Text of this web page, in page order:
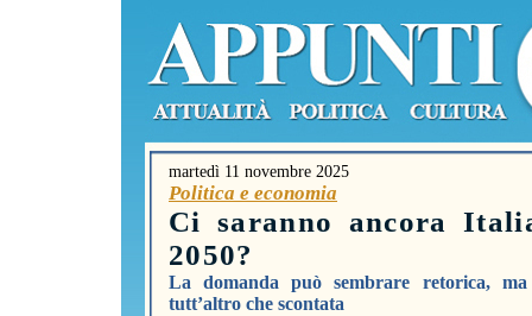
martedì 11 novembre 2025
Politica e economia
Ci saranno ancora
2050?
La domanda può sembrare retorica,
tutt’altro che scontata